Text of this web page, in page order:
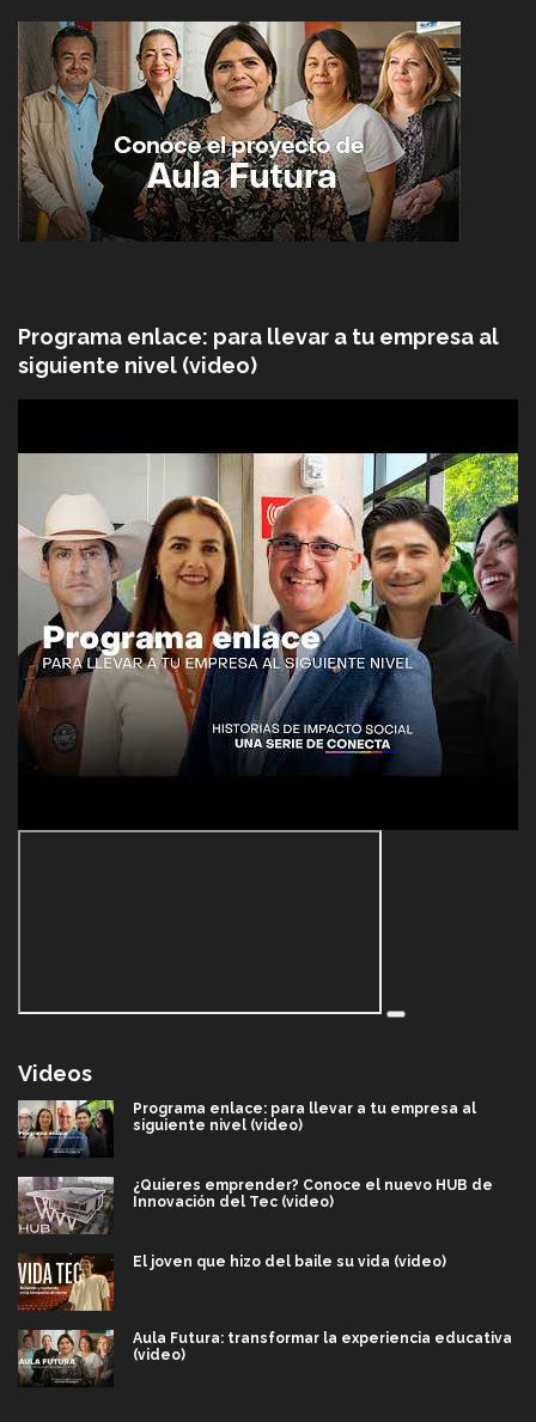
Programa enlace: para llevar a tu empresa al
siguiente nivel (video)
Videos
Programa enlace: para llevar a tu empresa al
siguiente nivel (video)
¿Quieres emprender? Conoce el nuevo HUB de
Innovación del Tec (video)
El joven que hizo del baile su vida (video)
Aula Futura: transformar la experiencia educativa
(video)